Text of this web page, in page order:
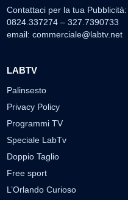
Contattaci per la tua Pubblicità:
0824.337274 – 327.7390733
email: commerciale@labtv.net
LABTV
Palinsesto
Privacy Policy
Programmi TV
Speciale LabTv
Doppio Taglio
Free sport
L’Orlando Curioso